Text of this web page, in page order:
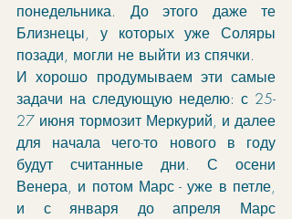
понедельника. До этого даже те
Близнецы, у которых уже Соляры
позади, могли не выйти из спячки.
И хорошо продумываем эти самые
задачи на следующую неделю: с 25-
27 июня тормозит Меркурий, и далее
для начала чего-то нового в году
будут считанные дни. С осени
Венера, и потом Марс - уже в петле,
и с января до апреля Марс